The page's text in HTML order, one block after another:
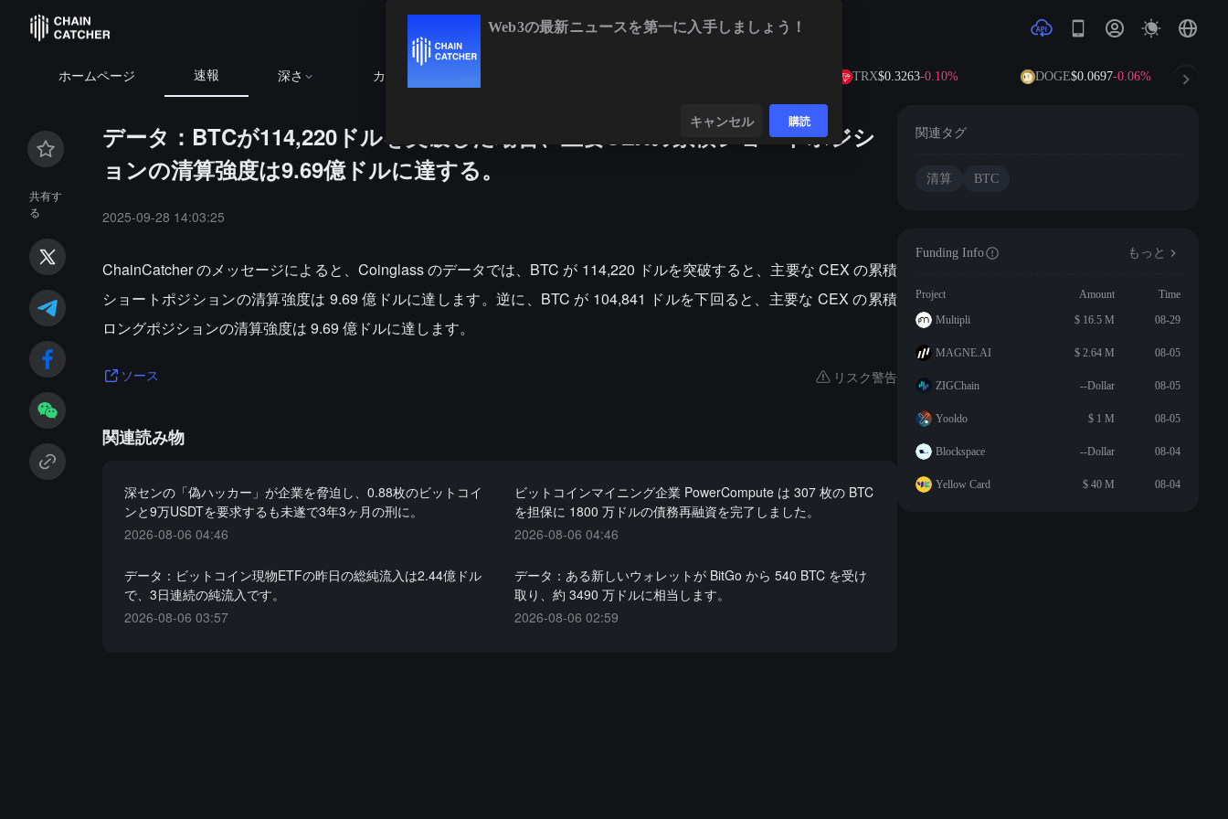
ホームページ 速報 深さ カレンダー
ETH +2.13% BNB -0.64% TRX$0.3263-0.10% DOGE$0.0697-0.06%
共有す
る
データ：BTCが114,220ドルを突破した場合、主要CEXの累積ショートポジシ
ョンの清算強度は9.69億ドルに達する。
2025-09-28 14:03:25
ChainCatcher のメッセージによると、Coinglass のデータでは、BTC が 114,220 ドルを突破すると、主要な CEX の累積
ショートポジションの清算強度は 9.69 億ドルに達します。逆に、BTC が 104,841 ドルを下回ると、主要な CEX の累積
ロングポジションの清算強度は 9.69 億ドルに達します。
ソース リスク警告
関連読み物
深センの「偽ハッカー」が企業を脅迫し、0.88枚のビットコイ
ンと9万USDTを要求するも未遂で3年3ヶ月の刑に。
2026-08-06 04:46
ビットコインマイニング企業 PowerCompute は 307 枚の BTC
を担保に 1800 万ドルの債務再融資を完了しました。
2026-08-06 04:46
データ：ビットコイン現物ETFの昨日の総純流入は2.44億ドル
で、3日連続の純流入です。
2026-08-06 03:57
データ：ある新しいウォレットが BitGo から 540 BTC を受け
取り、約 3490 万ドルに相当します。
2026-08-06 02:59
関連タグ
清算 BTC
Funding Info もっと
Project Amount
Time
Multipli
$ 16.5 M 08-29
MAGNE.AI $ 2.64 M 08-05
ZIGChain --Dollar 08-05
Yooldo $ 1 M 08-05
Blockspace --Dollar 08-04
Yellow Card $ 40 M 08-04
Web3の最新ニュースを第一に入手しましょう！
キャンセル 購読